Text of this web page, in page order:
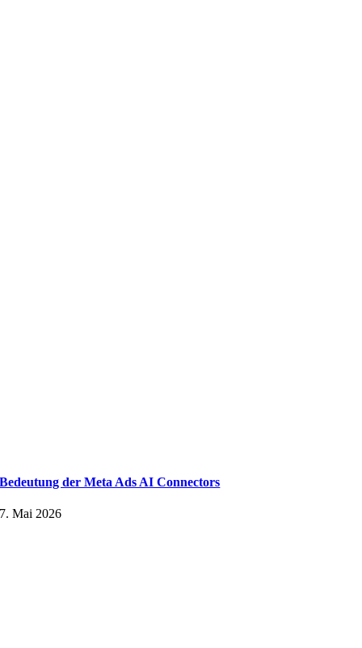
Bedeutung der Meta Ads AI Connectors
7. Mai 2026